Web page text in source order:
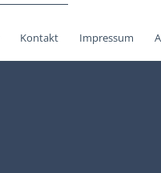
Kontakt Impressum